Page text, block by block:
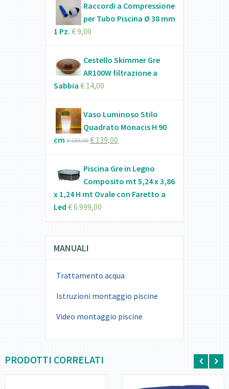
Raccordi a Compressione
per Tubo Piscina Ø 38 mm
1 Pz. €9,00
Cestello Skimmer Gre
AR100W filtrazione a
Sabbia €14,00
Vaso Luminoso Stilo
Quadrato Monacis H 90
cm €189,00€139,00
Piscina Gre in Legno
Composito mt 5,24 x 3,86
x 1,24 H mt Ovale con Faretto a
Led €6.999,00
MANUALI
Trattamento acqua
Istruzioni montaggio piscine
Video montaggio piscine
PRODOTTI CORRELATI